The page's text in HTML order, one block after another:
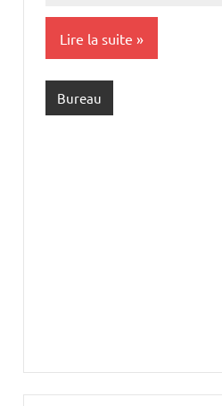
giraud
commentaire
Lire la suite
Bureau